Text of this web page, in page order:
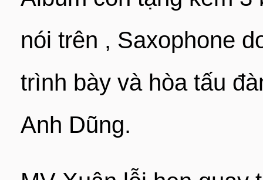
nói trên , Saxophone
trình bày và hòa tấu
Anh Dũng.